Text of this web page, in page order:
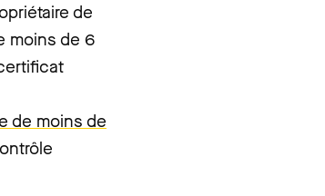
de
moins de 6
de moins de